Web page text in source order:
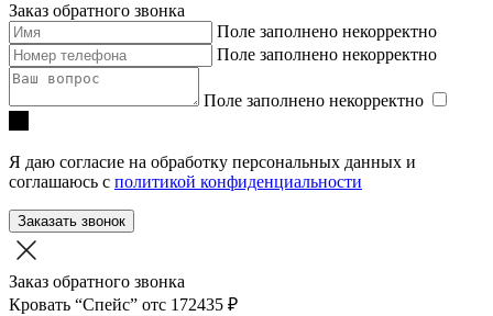
Заказ обратного звонка
Поле заполнено некорректно
Поле заполнено некорректно
Поле заполнено некорректно
Я даю согласие на обработку персональных данных и
соглашаюсь с политикой конфиденциальности
Заказать звонок
Заказ обратного звонка
Кровать “Спейс” отc 172435 ₽